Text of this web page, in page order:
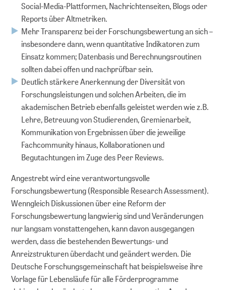
Social-Media-Plattformen, Nachrichtenseiten, Blogs oder
Reports über Altmetriken.
Mehr Transparenz bei der Forschungsbewertung an sich –
insbesondere dann, wenn quantitative Indikatoren zum
Einsatz kommen; Datenbasis und Berechnungsroutinen
sollten dabei offen und nachprüfbar sein.
Deutlich stärkere Anerkennung der Diversität von
Forschungsleistungen und solchen Arbeiten, die im
akademischen Betrieb ebenfalls geleistet werden wie z.B.
Lehre, Betreuung von Studierenden, Gremienarbeit,
Kommunikation von Ergebnissen über die jeweilige
Fachcommunity hinaus, Kollaborationen und
Begutachtungen im Zuge des Peer Reviews.
Angestrebt wird eine verantwortungsvolle
Forschungsbewertung (Responsible Research Assessment).
Wenngleich Diskussionen über eine Reform der
Forschungsbewertung langwierig sind und Veränderungen
nur langsam vonstattengehen, kann davon ausgegangen
werden, dass die bestehenden Bewertungs- und
Anreizstrukturen überdacht und geändert werden. Die
Deutsche Forschungsgemeinschaft hat beispielsweise ihre
Vorlage für Lebensläufe für alle Förderprogramme